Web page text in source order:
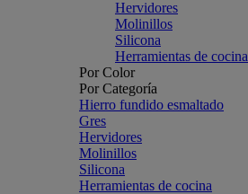
Hervidores
Molinillos
Silicona
Herramientas de cocina
Por Color
Por Categoría
Hierro fundido esmaltado
Gres
Hervidores
Molinillos
Silicona
Herramientas de cocina